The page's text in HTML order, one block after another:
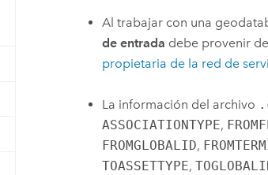
Al trabajar con una
de entrada debe provenir
propietaria de la red de
La información del archivo
ASSOCIATIONTYPE,
FROMGLOBALID,
TOASSETTYPE,